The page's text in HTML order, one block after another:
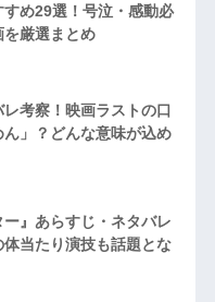
め29選！号泣・感動必
厳選まとめ
レ考察！映画ラストの口
」？どんな意味が込め
ー』あらすじ・ネタバレ
当たり演技も話題とな